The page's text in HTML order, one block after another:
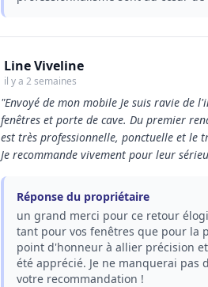
Line Viveline
il y a 2 semaines
"Envoyé de mon mobile Je suis ravie de
fenêtres et porte de cave. Du premier
est très professionnelle, ponctuelle et le
Je recommande vivement pour leur
Réponse du propriétaire
un grand merci pour ce retour
tant pour vos fenêtres que pour la
point d'honneur à allier précision
été apprécié. Je ne manquerai
votre recommandation !